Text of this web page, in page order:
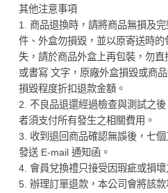
其他注意事項
1. 商品退換時，請將商品無損及
件、外盒勿損毀，並以原寄送時
失，請於商品外盒上再包裝，勿
或書寫 文字，原廠外盒損毀或商
損毀程度折扣退款金額。
2. 不良品退還經過檢查與測試之
者須支付所有發生之相關費用。
3. 收到退回商品確認無誤後，七
發送 E-mail 通知函。
4. 會員兌換禮只接受因瑕疵或損
5. 辦理訂單退款，本公司會將該